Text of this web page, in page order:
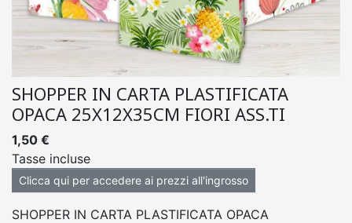
SHOPPER IN CARTA PLASTIFICATA
OPACA 25X12X35CM FIORI ASS.TI
1,50 €
Tasse incluse
Clicca qui per accedere ai prezzi all'ingrosso
SHOPPER IN CARTA PLASTIFICATA OPACA